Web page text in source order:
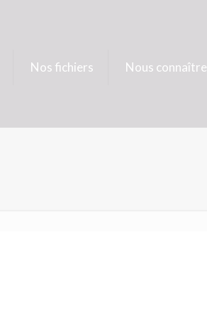
Nos fichiers Nous connaître